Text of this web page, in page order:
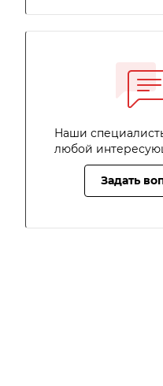
Наши
любой
Задать